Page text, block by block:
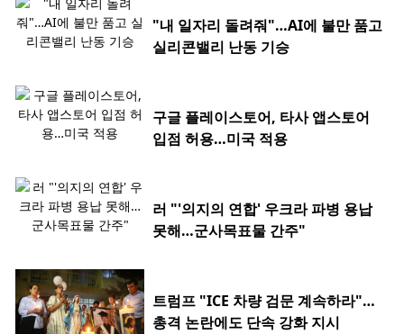
"내 일자리 돌려줘"…AI에 불만 품고
실리콘밸리 난동 기승
구글 플레이스토어, 타사 앱스토어
입점 허용…미국 적용
러 "'의지의 연합' 우크라 파병 용납
못해…군사목표물 간주"
트럼프 "ICE 차량 검문 계속하라"…
총격 논란에도 단속 강화 지시